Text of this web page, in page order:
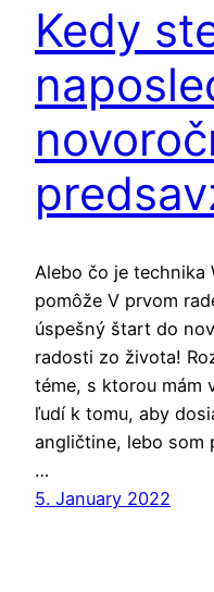
Kedy
Alebo čo je technika
pomôže V prvom
úspešný štart do
radosti zo života!
téme, s ktorou mám
ľudí k tomu, aby
angličtine, lebo som
…
5. January 2022